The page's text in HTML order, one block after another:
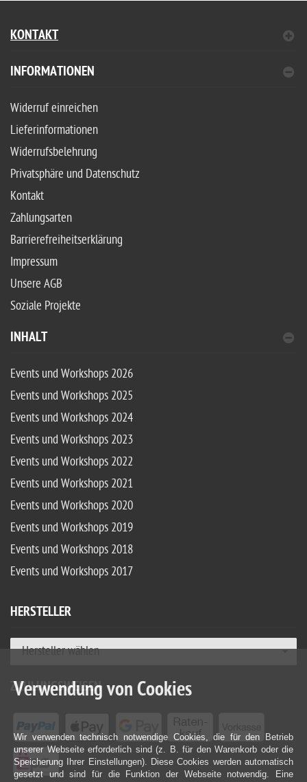
KONTAKT
INFORMATIONEN
Widerruf einreichen
Lieferinformationen
Widerrufsbelehrung
Privatsphäre und Datenschutz
Kontakt
Zahlungsarten
Barrierefreiheitserklärung
Impressum
Unsere AGB
Soziale Projekte
INHALT
Events und Workshops 2026
Events und Workshops 2025
Events und Workshops 2024
Events und Workshops 2023
Events und Workshops 2022
Events und Workshops 2021
Events und Workshops 2020
Events und Workshops 2019
Events und Workshops 2018
Events und Workshops 2017
HERSTELLER
Hersteller wählen
ZAHLUNGSWEISEN
Verwendung von Cookies
Wir verwenden technisch notwendige Cookies, die für den Betrieb
unserer Webseite erforderlich sind (z. B. für den Warenkorb oder die
Speicherung Ihrer Einstellungen). Diese Cookies werden automatisch
gesetzt und sind für die Funktion der Webseite notwendig. Eine